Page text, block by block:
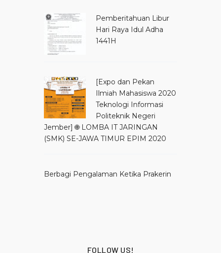
Pemberitahuan Libur
Hari Raya Idul Adha
1441H
[Expo dan Pekan
Ilmiah Mahasiswa 2020
Teknologi Informasi
Politeknik Negeri
Jember] 🌐 LOMBA IT JARINGAN
(SMK) SE-JAWA TIMUR EPIM 2020
Berbagi Pengalaman Ketika Prakerin
FOLLOW US!